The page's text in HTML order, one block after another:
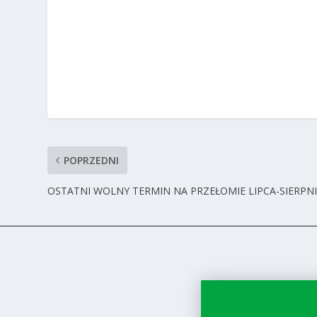
POPRZEDNI
OSTATNI WOLNY TERMIN NA PRZEŁOMIE LIPCA-